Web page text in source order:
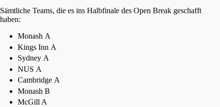
Sämtliche Teams, die es ins Halbfinale des Open Break geschafft
haben:
Monash A
Kings Inn A
Sydney A
NUS A
Cambridge A
Monash B
McGill A